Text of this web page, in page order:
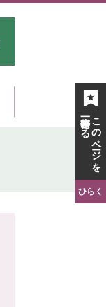
このページを
一時保存する
ひらく